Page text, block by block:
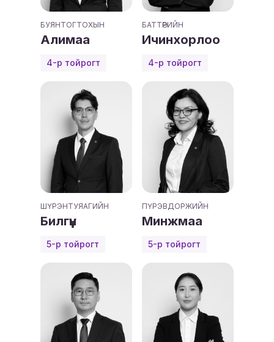
БУЯНТОГТОХЫН
Алимаа
4-р тойрогт
БАТТӨРИЙН
Ичинхорлоо
4-р тойрогт
ШҮРЭНТУЯАГИЙН
Билгүүн
5-р тойрогт
ПҮРЭВДОРЖИЙН
Минжмаа
5-р тойрогт